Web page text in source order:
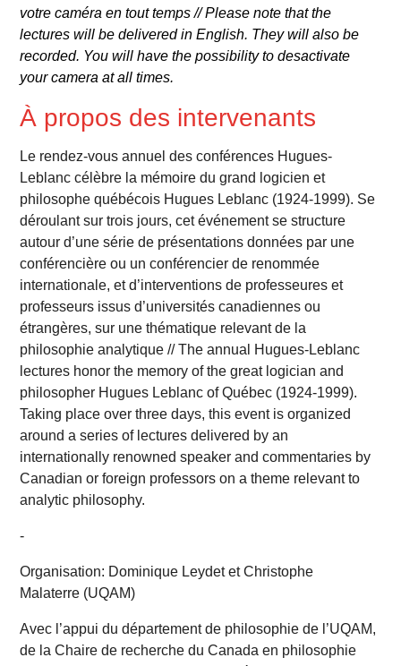
votre caméra en tout temps // Please note that the
lectures will be delivered in English. They will also be
recorded. You will have the possibility to desactivate
your camera at all times.
À propos des intervenants
Le rendez-vous annuel des conférences Hugues-
Leblanc célèbre la mémoire du grand logicien et
philosophe québécois Hugues Leblanc (1924-1999). Se
déroulant sur trois jours, cet événement se structure
autour d’une série de présentations données par une
conférencière ou un conférencier de renommée
internationale, et d’interventions de professeures et
professeurs issus d’universités canadiennes ou
étrangères, sur une thématique relevant de la
philosophie analytique // The annual Hugues-Leblanc
lectures honor the memory of the great logician and
philosopher Hugues Leblanc of Québec (1924-1999).
Taking place over three days, this event is organized
around a series of lectures delivered by an
internationally renowned speaker and commentaries by
Canadian or foreign professors on a theme relevant to
analytic philosophy.
-
Organisation: Dominique Leydet et Christophe
Malaterre (UQAM)
Avec l’appui du département de philosophie de l’UQAM,
de la Chaire de recherche du Canada en philosophie